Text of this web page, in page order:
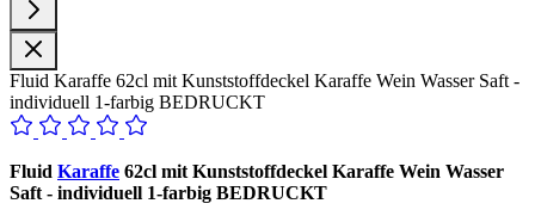
Fluid Karaffe 62cl mit Kunststoffdeckel Karaffe Wein Wasser Saft -
individuell 1-farbig BEDRUCKT
Fluid Karaffe 62cl mit Kunststoffdeckel Karaffe Wein Wasser
Saft - individuell 1-farbig BEDRUCKT